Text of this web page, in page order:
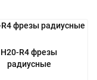
H20-R4 фрезы
радиусные